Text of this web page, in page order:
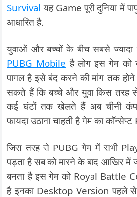
Survival यह Game पूरी दुनिया में
आधारित है.
युवाओं और बच्चों के बीच सबसे
PUBG Mobile है लोग इस गेम
पागल है इसे बंद करने की मांग तक
सकते हैं कि बच्चे और युवा किस
कई घंटों तक खेलते हैं अब चीनी
फायदा उठाना चाहती है गेम का
जिस तरह से PUBG गेम में सभी
पड़ता है सब को मारने के बाद आखिर में
बनता है इस गेम को Royal Battle
है इनका Desktop Version पहले से